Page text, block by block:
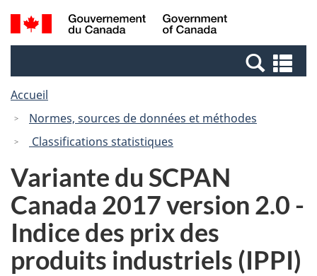
Passer
au
Passer
à
Canada
Recherche
et
et
Accueil
Normes, sources de données et méthodes
Classifications statistiques
Variante du SCPAN
Canada 2017 version 2.0 -
Indice des prix des
produits industriels (IPPI)